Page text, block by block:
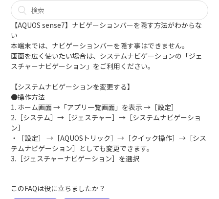
【AQUOS sense7】ナビゲーションバーを隠す方法がわからな
い
本端末では、ナビゲーションバーを隠す事はできません。
画面を広く使いたい場合は、システムナビゲーションの「ジェ
スチャーナビゲーション」をご利用ください。
【システムナビゲーションを変更する】
●操作方法
1. ホーム画面 →「アプリ一覧画面」を表示 →［設定］
2.［システム］→［ジェスチャー］→［システムナビゲーショ
ン］
・［設定］ →［AQUOSトリック］→［クイック操作］→［シス
テムナビゲーション］としても変更できます。
3.［ジェスチャーナビゲーション］を選択
このFAQは役に立ちましたか？